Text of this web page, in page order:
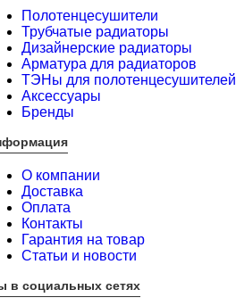
Полотенцесушители
Трубчатые радиаторы
Дизайнерские радиаторы
Арматура для радиаторов
ТЭНы для полотенцесушителей
Аксессуары
Бренды
О компании
Доставка
Оплата
Контакты
Гарантия на товар
Статьи и новости
в социальных сетях